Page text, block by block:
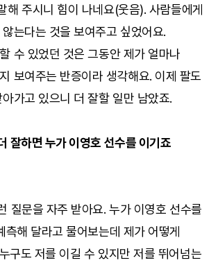
해 주시니 힘이 나네요(웃음). 사람들에게
는다는 것을 보여주고 싶었어요.
수 있었던 것은 그동안 제가 얼마나
보여주는 반증이라 생각해요. 이제 팔도
가고 있으니 더 잘할 일만 남았죠.
잘하면 누가 이영호 선수를 이기죠
질문을 자주 받아요. 누가 이영호 선수를
측해 달라고 물어보는데 제가 어떻게
구도 저를 이길 수 있지만 저를 뛰어넘는